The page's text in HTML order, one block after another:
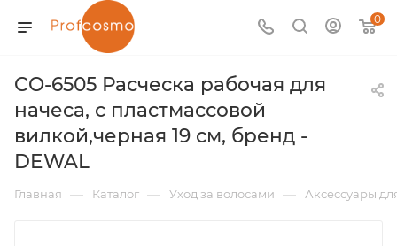
0
CO-6505 Расческа рабочая для
начеса, с пластмассовой
вилкой,черная 19 см, бренд -
DEWAL
Главная — Каталог — Уход за волосами — Аксессуары